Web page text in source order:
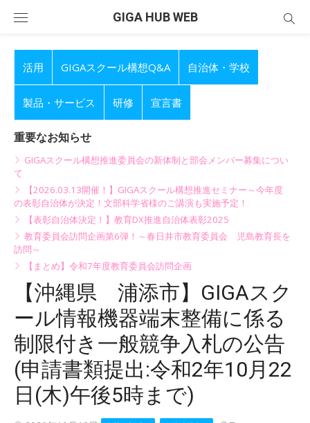
GIGA HUB WEB
活用 GIGAスクール構想Q&A 自治体・学校
製品・サービス 研修 宣言書
重要なお知らせ
GIGAスクール構想推進委員会の新体制と部会メンバー募集につい
て
【2026.03.13開催！】GIGAスクール構想推進セミナー～今年度
の表彰自治体が決定！文部科学省様のご講演も実施予定！
【表彰自治体決定！】教育DX推進自治体表彰2025
教育委員会訪問企画第6弾！～春日井市教育委員会 児島教育長を
訪問～
【まとめ】令和7年度教育委員会訪問企画
【沖縄県 浦添市】GIGAスク
ール情報機器端末整備に係る
制限付き一般競争入札の公告
(申請書類提出:令和2年10月22
日(木)午後5時まで)